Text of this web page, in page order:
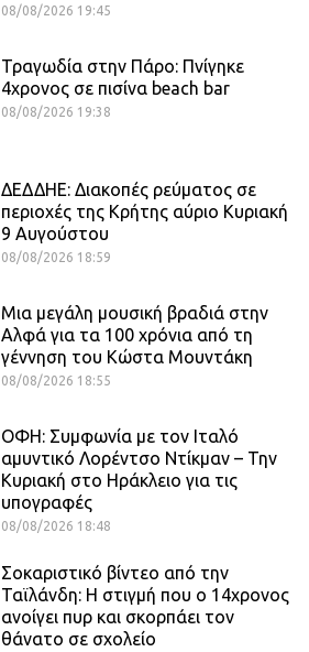
08/08/2026 19:45
Τραγωδία στην Πάρο: Πνίγηκε
4χρονος σε πισίνα beach bar
08/08/2026 19:38
ΔΕΔΔΗΕ: Διακοπές ρεύματος σε
περιοχές της Κρήτης αύριο Κυριακή
9 Αυγούστου
08/08/2026 18:59
Μια μεγάλη μουσική βραδιά στην
Αλφά για τα 100 χρόνια από τη
γέννηση του Κώστα Μουντάκη
08/08/2026 18:55
ΟΦΗ: Συμφωνία με τον Ιταλό
αμυντικό Λορέντσο Ντίκμαν – Την
Κυριακή στο Ηράκλειο για τις
υπογραφές
08/08/2026 18:48
Σοκαριστικό βίντεο από την
Ταϊλάνδη: Η στιγμή που ο 14χρονος
ανοίγει πυρ και σκορπάει τον
θάνατο σε σχολείο